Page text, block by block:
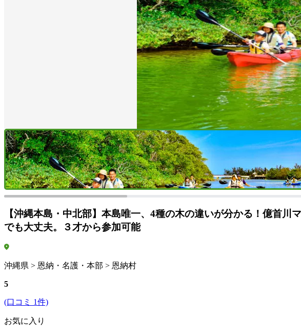
【沖縄本島・中北部】本島唯一、4種の木の違いが分かる！億首
でも大丈夫。３才から参加可能
沖縄県 > 恩納・名護・本部 > 恩納村
5
(口コミ 1件)
お気に入り